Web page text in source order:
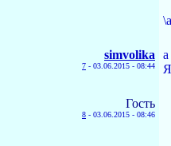
simvolika
7 - 03.06.2015 - 08:44
Гость
8 - 03.06.2015 - 08:46